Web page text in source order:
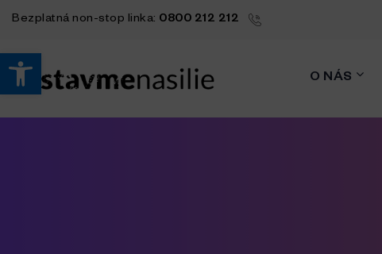
Open toolbar
Bezplatná non-stop linka: 0800 212 212
O NÁS